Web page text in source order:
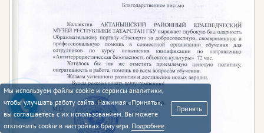
Мы используем файлы cookie и сервисы аналитики,
чтобы улучшать работу сайта. Нажимая «Принять»,
вы соглашаетесь с их использованием. Вы можете
отключить cookie в настройках браузера. Подробнее.
Принять